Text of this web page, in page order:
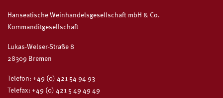
Hanseatische Weinhandelsgesellschaft mbH & Co.
Kommanditgesellschaft
Lukas-Welser-Straße 8
28309 Bremen
Telefon: +49 (0) 421 54 94 93
Telefax: +49 (0) 421 5 49 49 49